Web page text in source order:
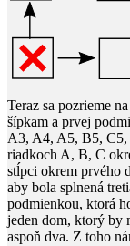
Teraz sa pozrieme
šípkam a prvej
A3, A4, A5, B5,
riadkoch A, B, C
stĺpci okrem prvého
aby bola splnená
podmienkou, ktorá
jeden dom, ktorý by
aspoň dva. Z toho